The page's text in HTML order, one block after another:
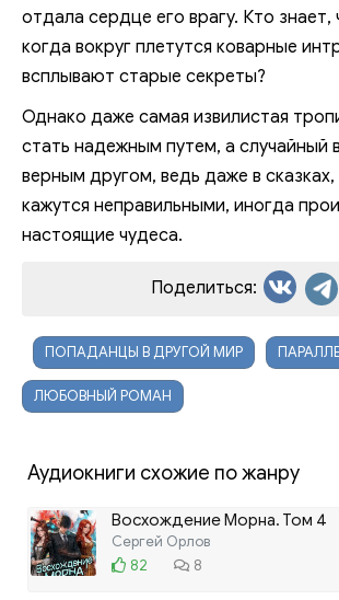
отдала сердце его врагу. Кто знает,
когда вокруг плетутся коварные
всплывают старые секреты?
Однако даже самая извилистая
стать надежным путем, а случайный
верным другом, ведь даже в
кажутся неправильными, иногда
настоящие чудеса.
Поделиться:
ПОПАДАНЦЫ В ДРУГОЙ МИР
ЛЮБОВНЫЙ РОМАН
Аудиокниги схожие по жанру
Восхождение Морна. Том 4
Сергей Орлов
82
8